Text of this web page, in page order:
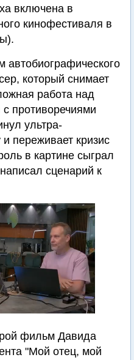
включена в
кинофестиваля в
автобиографического
который снимает
работа над
противоречиями
ультра-
переживает кризис
в картине сыграл
сценарий к
фильм Давида
"Мой отец, мой